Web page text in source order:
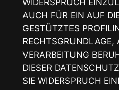
AUCH FÜR EIN AUF
GESTÜTZTES
RECHTSGRUNDLAGE,
VERARBEITUNG
DIESER
SIE WIDERSPRUCH